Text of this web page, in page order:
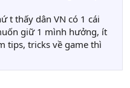
t thấy dân VN có 1 cái
giữ 1 mình hưởng, ít
tips, tricks về game thì